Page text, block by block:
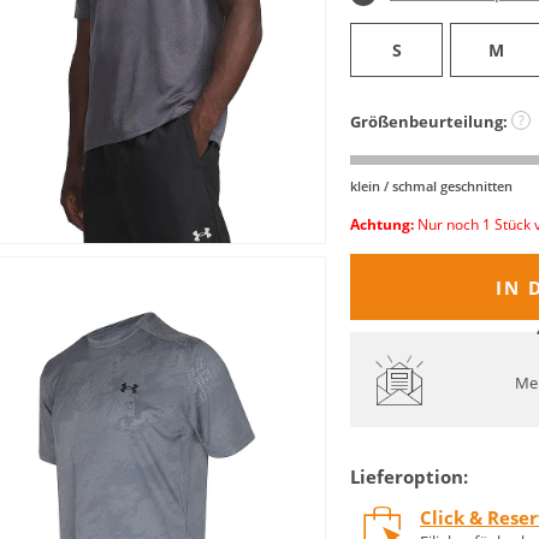
S M
Größenbeurteilung: ?
klein / schmal geschnitten
Achtung: Nur noch 1 Stück
IN
Lieferoption:
Click &